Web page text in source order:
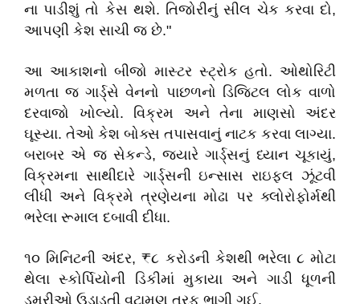
ના પાડીશું તો કેસ થશે. તિજોરીનું સીલ ચેક કરવા દો,
આપણી કેશ સાચી જ છે."
આ આકાશનો બીજો માસ્ટર સ્ટ્રોક હતો. ઓથોરિટી
મળતા જ ગાર્ડ્સે વેનનો પાછળનો ડિજિટલ લોક વાળો
દરવાજો ખોલ્યો. વિક્રમ અને તેના માણસો અંદર
ઘૂસ્યા. તેઓ કેશ બોક્સ તપાસવાનું નાટક કરવા લાગ્યા.
બરાબર એ જ સેકન્ડે, જ્યારે ગાર્ડ્સનું ધ્યાન ચૂકાયું,
વિક્રમના સાથીદારે ગાર્ડ્સની ઇન્સાસ રાઇફલ ઝૂંટવી
લીધી અને વિક્રમે ત્રણેયના મોઢા પર ક્લોરોફોર્મથી
ભરેલા રૂમાલ દબાવી દીધા.
૧૦ મિનિટની અંદર, ₹૮ કરોડની કેશથી ભરેલા ૮ મોટા
થેલા સ્કોર્પિયોની ડિકીમાં મુકાયા અને ગાડી ધૂળની
ડમરીઓ ઉડાડતી વટામણ તરફ ભાગી ગઈ.